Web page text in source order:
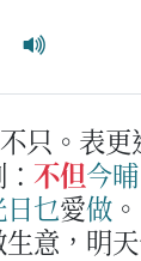
只。表更
不但今
乜愛做 。
意，明